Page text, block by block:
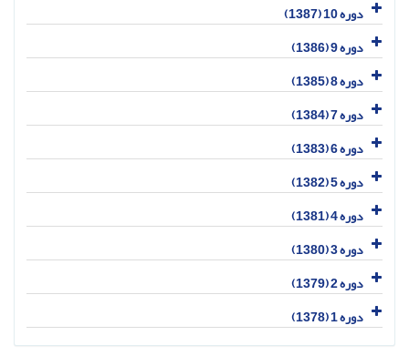
دوره 10 (1387)
دوره 9 (1386)
دوره 8 (1385)
دوره 7 (1384)
دوره 6 (1383)
دوره 5 (1382)
دوره 4 (1381)
دوره 3 (1380)
دوره 2 (1379)
دوره 1 (1378)